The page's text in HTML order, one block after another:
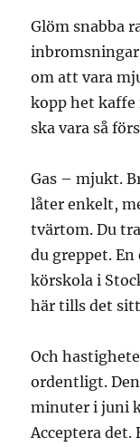
Glöm snabba
om att vara
kopp het kaffe
ska vara så
Gas – mjukt.
låter enkelt,
tvärtom. Du
du greppet.
körskola i
här tills det
Och
ordentligt.
minuter i juni
Acceptera